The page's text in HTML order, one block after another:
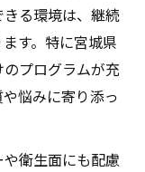
る環境は、継続
す。特に宮城県
プログラムが充
悩みに寄り添っ
衛生面にも配慮